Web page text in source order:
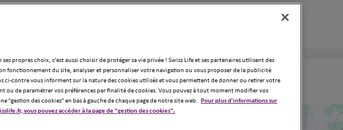
agences Swiss Life à Schiltigheim
ses propres choix, c’est aussi choisir de protéger sa vie privée ! Swiss Life et ses partenaires utilisent des
fonctionnement du site, analyser et personnaliser votre navigation ou vous proposer de la publicité
ci-contre vous informent sur la nature des cookies utilisés et vous permettent de donner ou retirer votre
ou de paramétrer vos préférences par finalité de cookies. Vous pouvez à tout moment modifier vos
"gestion des cookies" en bas à gauche de chaque page de notre site web. Pour plus d'informations sur
vous pouvez accéder à la page de "gestion des cookies".